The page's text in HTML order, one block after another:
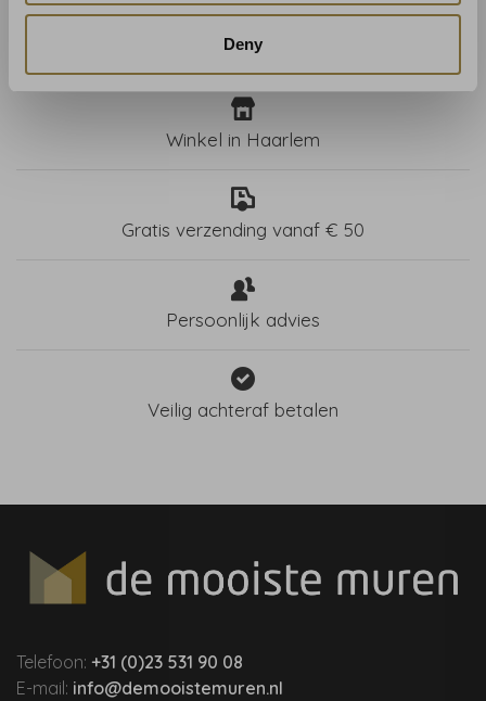
Deny
Winkel in Haarlem
Gratis verzending vanaf € 50
Persoonlijk advies
Veilig achteraf betalen
Telefoon: +31 (0)23 531 90 08
E-mail: info@demooistemuren.nl